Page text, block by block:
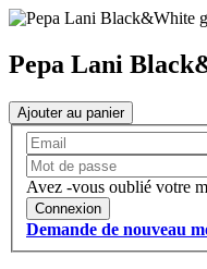
Pepa Lani
Ajouter au panier
Avez -vous oublié votre
Connexion
Demande de nouveau